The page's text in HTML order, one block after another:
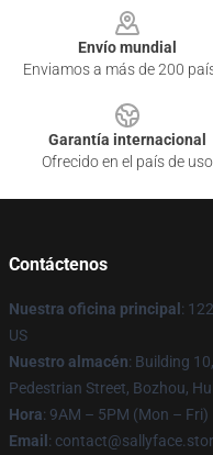
Envío mundial
Enviamos a más de 200
Garantía internacional
Ofrecido en el país de uso
Contáctenos
Nuestra oficina principal :
US
Nuestro almacén: Building
Pedestrian Street, Bozhou,
Hora: 9AM – 5PM (Mon – Fri)
Email :